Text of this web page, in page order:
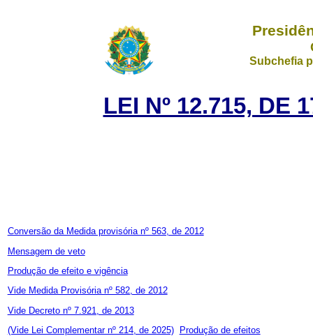
Subchefia
LEI Nº 12.715, DE
Conversão da Medida provisória nº 563, de 2012
Mensagem de veto
Produção de efeito e vigência
Vide Medida Provisória nº 582, de 2012
Vide Decreto nº 7.921, de 2013
(Vide Lei Complementar nº 214, de 2025)
Produção de efeitos